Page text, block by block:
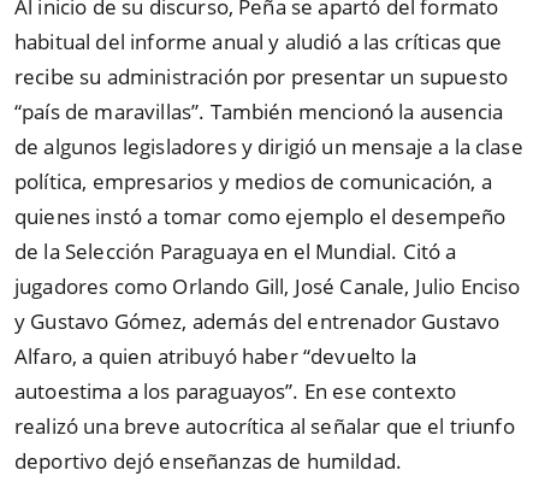
Al inicio de su discurso, Peña se apartó del formato
habitual del informe anual y aludió a las críticas que
recibe su administración por presentar un supuesto
“país de maravillas”. También mencionó la ausencia
de algunos legisladores y dirigió un mensaje a la clase
política, empresarios y medios de comunicación, a
quienes instó a tomar como ejemplo el desempeño
de la Selección Paraguaya en el Mundial. Citó a
jugadores como Orlando Gill, José Canale, Julio Enciso
y Gustavo Gómez, además del entrenador Gustavo
Alfaro, a quien atribuyó haber “devuelto la
autoestima a los paraguayos”. En ese contexto
realizó una breve autocrítica al señalar que el triunfo
deportivo dejó enseñanzas de humildad.